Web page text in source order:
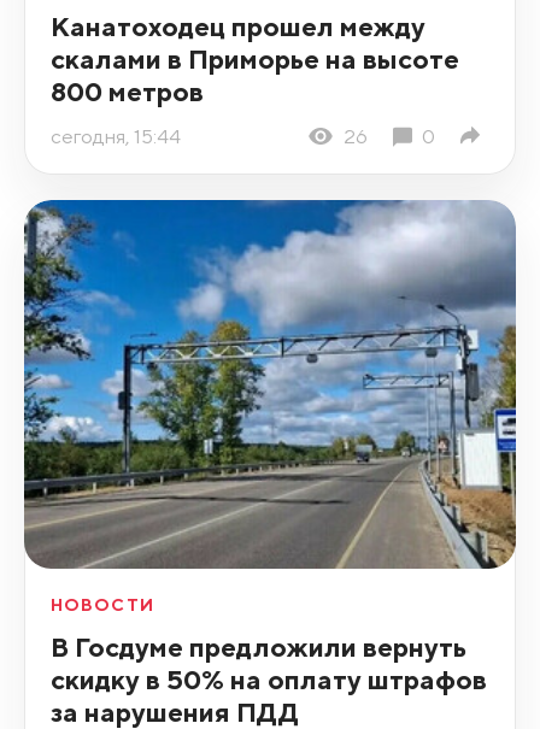
Канатоходец прошел между
скалами в Приморье на высоте
800 метров
сегодня, 15:44 26 0
НОВОСТИ
В Госдуме предложили вернуть
скидку в 50% на оплату штрафов
за нарушения ПДД